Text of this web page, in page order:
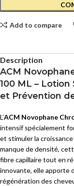
Add to compare
Description
ACM
100 ML – Lotion
et Prévention
L’ACM Novophane
intensif spécialement
et stimuler la
manque de densité,
fibre capillaire tout en
innovante, elle apporte
régénération des